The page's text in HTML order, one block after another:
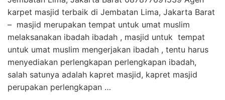
karpet masjid terbaik di Jembatan Lima, Jakarta Barat
– masjid merupakan tempat untuk umat muslim
melaksanakan ibadah ibadah , masjid untuk tempat
untuk umat muslim mengerjakan ibadah , tentu harus
menyediakan perlengkapan perlengkapan ibadah,
salah satunya adalah kapret masjid, kapret masjid
perupakan perlengkapan …